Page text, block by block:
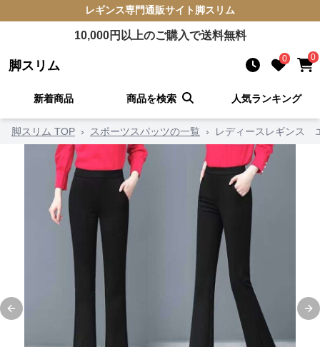
レギンス専門通販サイト 脚スリム
10,000円以上のご購入で送料無料
脚スリム 0 0
新着商品 商品を検索 人気ランキング
脚スリム TOP › スポーツスパッツの一覧 › レディースレギンス
Previous slide